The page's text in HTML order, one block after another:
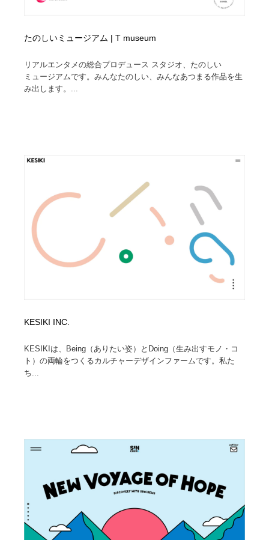
たのしいミュージアム | T museum
リアルエンタメの総合プロデュース スタジオ、たのしい
ミュージアムです。みんなたのしい、みんなあつまる作品を生
み出します。...
KESIKI INC.
KESIKIは、Being（ありたい姿）とDoing（生み出すモノ・コ
ト）の両輪をつくるカルチャーデザインファームです。私た
ち...